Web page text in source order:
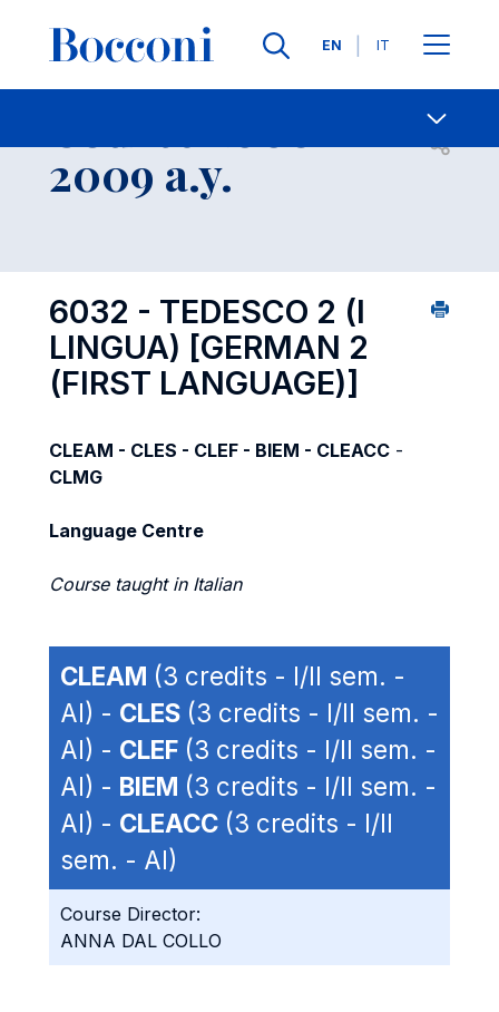
Languages
EN IT
- Contact Us
2009 a.y. Open
6032 - TEDESCO 2 (I
LINGUA) [GERMAN 2
(FIRST LANGUAGE)]
CLEAM - CLES - CLEF - BIEM - CLEACC -
CLMG
Language Centre
Course taught in Italian
CLEAM (3 credits - I/II sem. -
AI) - CLES (3 credits - I/II sem. -
AI) - CLEF (3 credits - I/II sem. -
AI) - BIEM (3 credits - I/II sem. -
AI) - CLEACC (3 credits - I/II
sem. - AI)
Course Director:
ANNA DAL COLLO